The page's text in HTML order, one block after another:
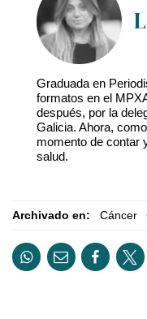
Graduada en
formatos en el
después, por la
Galicia. Ahora,
momento de contar
salud.
Archivado en: Cáncer